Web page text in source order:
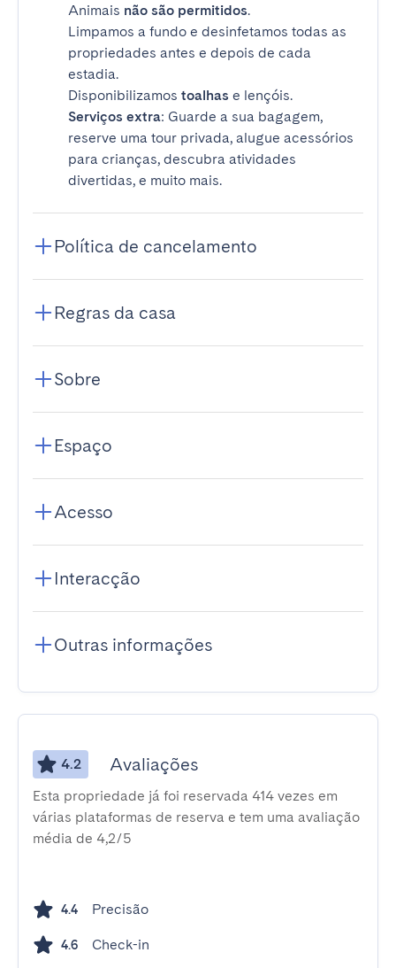
Animais não são permitidos.
Limpamos a fundo e desinfetamos todas as
propriedades antes e depois de cada
estadia.
Disponibilizamos toalhas e lençóis.
Serviços extra: Guarde a sua bagagem,
reserve uma tour privada, alugue acessórios
para crianças, descubra atividades
divertidas, e muito mais.
Política de cancelamento
Regras da casa
Sobre
Espaço
Acesso
Interacção
Outras informações
4.2 Avaliações
Esta propriedade já foi reservada 414 vezes em
várias plataformas de reserva e tem uma avaliação
média de 4,2/5
4.4 Precisão
4.6 Check-in